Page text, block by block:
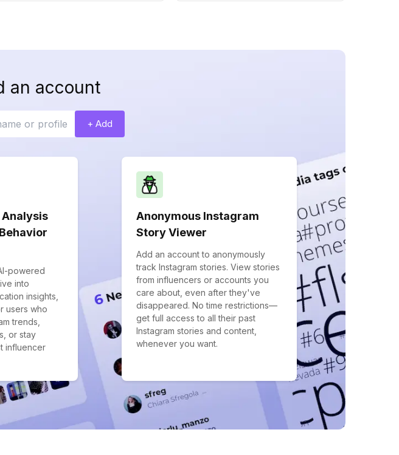
an account
+ Add
Analysis
powered
into
insights,
users who
trends,
or stay
influencer
Anonymous Instagram
Story Viewer
Add an account to anonymously
track Instagram stories. View stories
from influencers or accounts you
care about, even after they've
disappeared. No time restrictions—
get full access to all their past
Instagram stories and content,
whenever you want.